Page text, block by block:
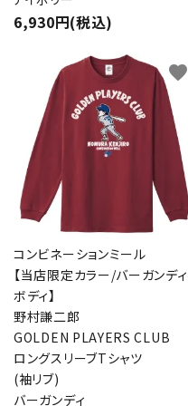
6,930円(税込)
コンビネーションミール
【当店限定カラー/バーガンディ
ボディ】
野村謙二郎
GOLDEN PLAYERS CLUB
ロングスリーブTシャツ
(袖リブ)
バーガンディ
favorite